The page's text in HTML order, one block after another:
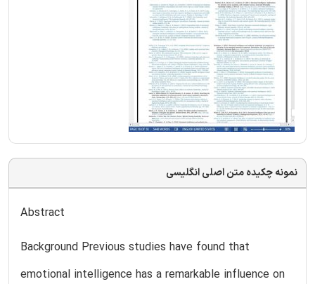
نمونه چکیده متن اصلی انگلیسی
Abstract
Background Previous studies have found that
emotional intelligence has a remarkable influence on